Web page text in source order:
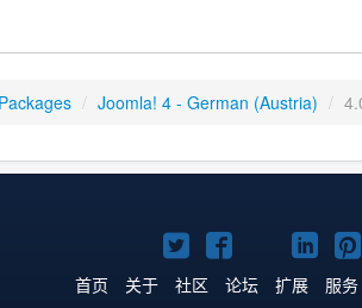
/ Joomla! 4 - German (Austria) /
Twitter
主
Facebook
主
YouTube
主
主
首页 关于 社区 论坛 扩展 服务